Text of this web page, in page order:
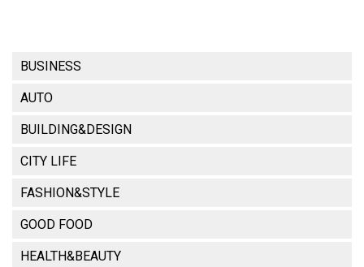
BUSINESS
AUTO
BUILDING&DESIGN
CITY LIFE
FASHION&STYLE
GOOD FOOD
HEALTH&BEAUTY